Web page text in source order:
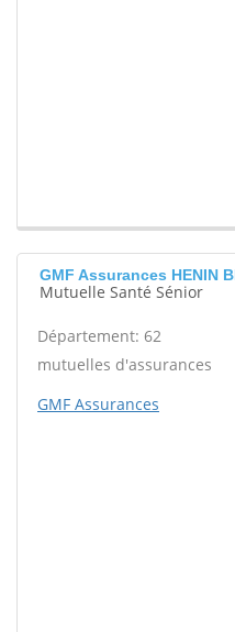
GMF Assurances HENIN
Mutuelle Santé Sénior
Département: 62
mutuelles d'assurances
GMF Assurances